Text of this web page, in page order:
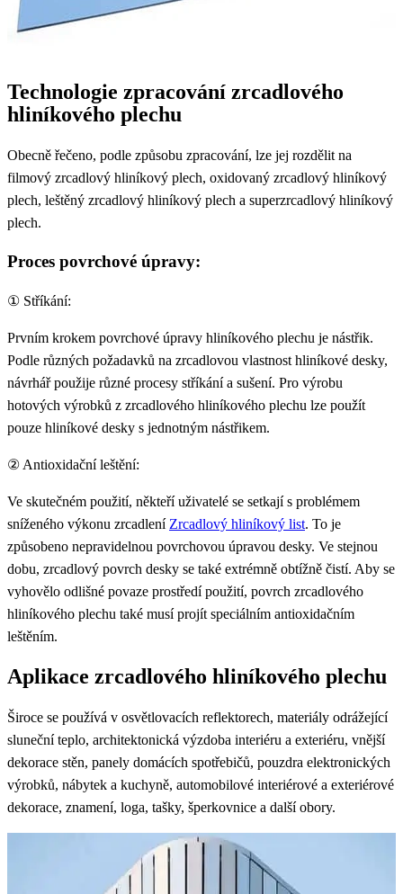
Technologie zpracování zrcadlového
hliníkového plechu
Obecně řečeno, podle způsobu zpracování, lze jej rozdělit na
filmový zrcadlový hliníkový plech, oxidovaný zrcadlový hliníkový
plech, leštěný zrcadlový hliníkový plech a superzrcadlový hliníkový
plech.
Proces povrchové úpravy:
① Stříkání:
Prvním krokem povrchové úpravy hliníkového plechu je nástřik.
Podle různých požadavků na zrcadlovou vlastnost hliníkové desky,
návrhář použije různé procesy stříkání a sušení. Pro výrobu
hotových výrobků z zrcadlového hliníkového plechu lze použít
pouze hliníkové desky s jednotným nástřikem.
② Antioxidační leštění:
Ve skutečném použití, někteří uživatelé se setkají s problémem
sníženého výkonu zrcadlení Zrcadlový hliníkový list. To je
způsobeno nepravidelnou povrchovou úpravou desky. Ve stejnou
dobu, zrcadlový povrch desky se také extrémně obtížně čistí. Aby se
vyhovělo odlišné povaze prostředí použití, povrch zrcadlového
hliníkového plechu také musí projít speciálním antioxidačním
leštěním.
Aplikace zrcadlového hliníkového plechu
Široce se používá v osvětlovacích reflektorech, materiály odrážející
sluneční teplo, architektonická výzdoba interiéru a exteriéru, vnější
dekorace stěn, panely domácích spotřebičů, pouzdra elektronických
výrobků, nábytek a kuchyně, automobilové interiérové ​​a exteriérové
​​dekorace, znamení, loga, tašky, šperkovnice a další obory.